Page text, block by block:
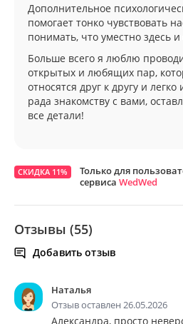
Дополнительное
помогает тонко чувствовать
понимать, что уместно здесь и
Больше всего я люблю
открытых и любящих пар,
относятся друг к другу и
рада знакомству с вами,
все детали!
СКИДКА 11%
Только для
сервиса WedWed
Отзывы (55)
Добавить отзыв
Наталья
Отзыв оставлен 26.05.2026
Александра, просто